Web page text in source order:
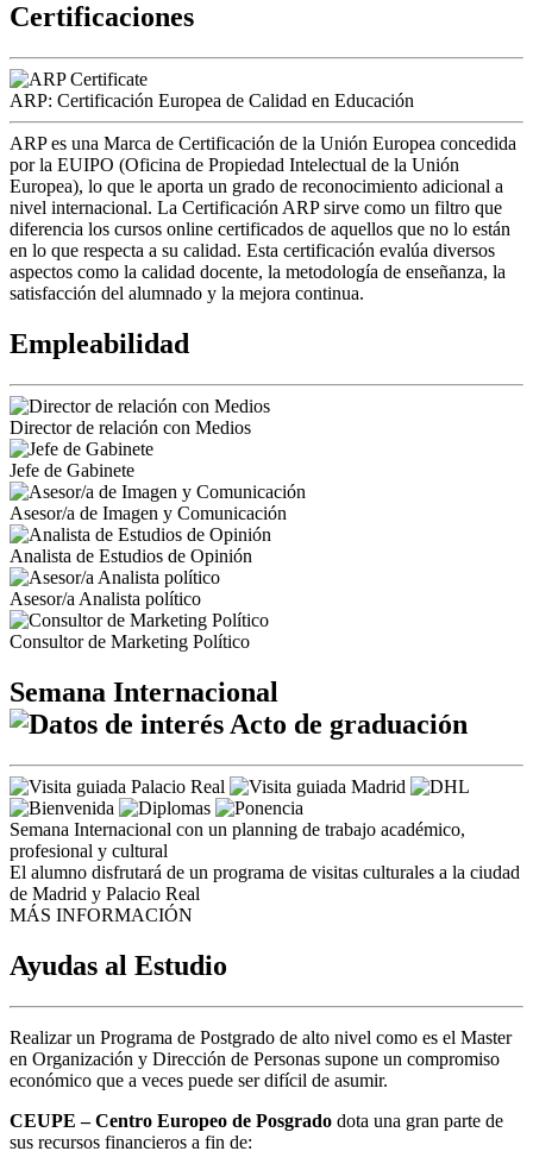
Certificaciones
ARP: Certificación Europea de Calidad en Educación
ARP es una Marca de Certificación de la Unión Europea concedida
por la EUIPO (Oficina de Propiedad Intelectual de la Unión
Europea), lo que le aporta un grado de reconocimiento adicional a
nivel internacional. La Certificación ARP sirve como un filtro que
diferencia los cursos online certificados de aquellos que no lo están
en lo que respecta a su calidad. Esta certificación evalúa diversos
aspectos como la calidad docente, la metodología de enseñanza, la
satisfacción del alumnado y la mejora continua.
Empleabilidad
Director de relación con Medios
Jefe de Gabinete
Asesor/a de Imagen y Comunicación
Analista de Estudios de Opinión
Asesor/a Analista político
Consultor de Marketing Político
Semana Internacional
Acto de graduación
Semana Internacional con un planning de trabajo académico,
profesional y cultural
El alumno disfrutará de un programa de visitas culturales a la ciudad
de Madrid y Palacio Real
MÁS INFORMACIÓN
Ayudas al Estudio
Realizar un Programa de Postgrado de alto nivel como es el Master
en Organización y Dirección de Personas supone un compromiso
económico que a veces puede ser difícil de asumir.
CEUPE – Centro Europeo de Posgrado dota una gran parte de
sus recursos financieros a fin de: